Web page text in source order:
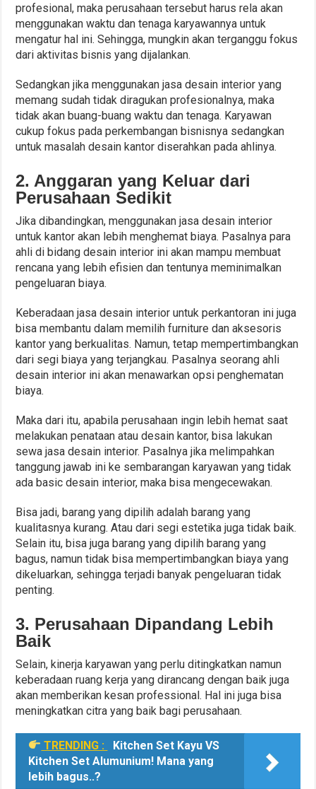
profesional, maka perusahaan tersebut harus rela akan
menggunakan waktu dan tenaga karyawannya untuk
mengatur hal ini. Sehingga, mungkin akan terganggu fokus
dari aktivitas bisnis yang dijalankan.
Sedangkan jika menggunakan jasa desain interior yang
memang sudah tidak diragukan profesionalnya, maka
tidak akan buang-buang waktu dan tenaga. Karyawan
cukup fokus pada perkembangan bisnisnya sedangkan
untuk masalah desain kantor diserahkan pada ahlinya.
2. Anggaran yang Keluar dari
Perusahaan Sedikit
Jika dibandingkan, menggunakan jasa desain interior
untuk kantor akan lebih menghemat biaya. Pasalnya para
ahli di bidang desain interior ini akan mampu membuat
rencana yang lebih efisien dan tentunya meminimalkan
pengeluaran biaya.
Keberadaan jasa desain interior untuk perkantoran ini juga
bisa membantu dalam memilih furniture dan aksesoris
kantor yang berkualitas. Namun, tetap mempertimbangkan
dari segi biaya yang terjangkau. Pasalnya seorang ahli
desain interior ini akan menawarkan opsi penghematan
biaya.
Maka dari itu, apabila perusahaan ingin lebih hemat saat
melakukan penataan atau desain kantor, bisa lakukan
sewa jasa desain interior. Pasalnya jika melimpahkan
tanggung jawab ini ke sembarangan karyawan yang tidak
ada basic desain interior, maka bisa mengecewakan.
Bisa jadi, barang yang dipilih adalah barang yang
kualitasnya kurang. Atau dari segi estetika juga tidak baik.
Selain itu, bisa juga barang yang dipilih barang yang
bagus, namun tidak bisa mempertimbangkan biaya yang
dikeluarkan, sehingga terjadi banyak pengeluaran tidak
penting.
3. Perusahaan Dipandang Lebih
Baik
Selain, kinerja karyawan yang perlu ditingkatkan namun
keberadaan ruang kerja yang dirancang dengan baik juga
akan memberikan kesan professional. Hal ini juga bisa
meningkatkan citra yang baik bagi perusahaan.
TRENDING :
Kitchen Set Kayu VS
Kitchen Set Alumunium! Mana yang
lebih bagus..?